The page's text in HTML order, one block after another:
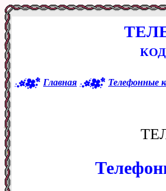
Главная Телефонные